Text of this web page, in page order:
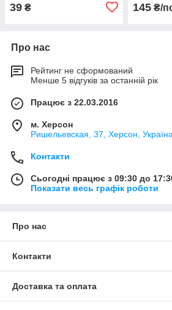
39 ₴ 145₴/
Про нас
Рейтинг не сформований
Менше 5 відгуків за останній рік
Працює з 22.03.2016
м. Херсон
Ришельевская, 37, Херсон, Україна
Контакти
Сьогодні працює з 09:30 до
Показати весь графік роботи
Про нас
Контакти
Доставка та оплата